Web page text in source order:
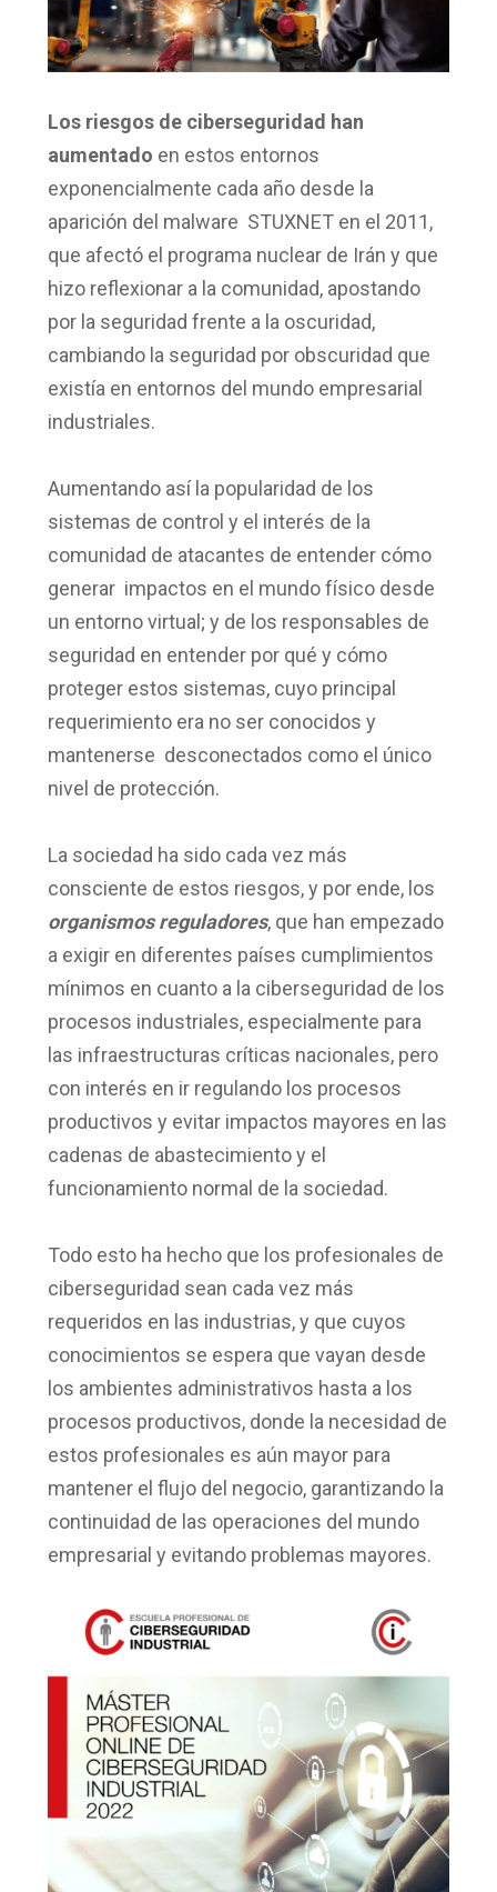
Los riesgos de ciberseguridad han
aumentado en estos entornos
exponencialmente cada año desde la
aparición del malware STUXNET en el 2011,
que afectó el programa nuclear de Irán y que
hizo reflexionar a la comunidad, apostando
por la seguridad frente a la oscuridad,
cambiando la seguridad por obscuridad que
existía en entornos del mundo empresarial
industriales.
Aumentando así la popularidad de los
sistemas de control y el interés de la
comunidad de atacantes de entender cómo
generar impactos en el mundo físico desde
un entorno virtual; y de los responsables de
seguridad en entender por qué y cómo
proteger estos sistemas, cuyo principal
requerimiento era no ser conocidos y
mantenerse desconectados como el único
nivel de protección.
La sociedad ha sido cada vez más
consciente de estos riesgos, y por ende, los
organismos reguladores, que han empezado
a exigir en diferentes países cumplimientos
mínimos en cuanto a la ciberseguridad de los
procesos industriales, especialmente para
las infraestructuras críticas nacionales, pero
con interés en ir regulando los procesos
productivos y evitar impactos mayores en las
cadenas de abastecimiento y el
funcionamiento normal de la sociedad.
Todo esto ha hecho que los profesionales de
ciberseguridad sean cada vez más
requeridos en las industrias, y que cuyos
conocimientos se espera que vayan desde
los ambientes administrativos hasta a los
procesos productivos, donde la necesidad de
estos profesionales es aún mayor para
mantener el flujo del negocio, garantizando la
continuidad de las operaciones del mundo
empresarial y evitando problemas mayores.